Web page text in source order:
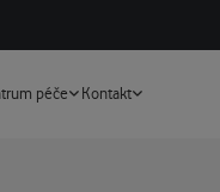
péče Kontakt